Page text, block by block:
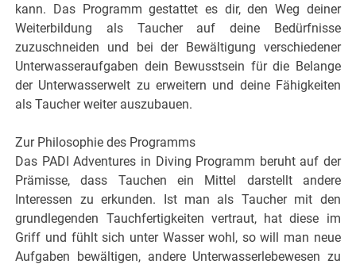
kann. Das Programm gestattet es dir, den Weg deiner
Weiterbildung als Taucher auf deine Bedürfnisse
zuzuschneiden und bei der Bewältigung verschiedener
Unterwasseraufgaben dein Bewusstsein für die Belange
der Unterwasserwelt zu erweitern und deine Fähigkeiten
als Taucher weiter auszubauen.
Zur Philosophie des Programms
Das PADI Adventures in Diving Programm beruht auf der
Prämisse, dass Tauchen ein Mittel darstellt andere
Interessen zu erkunden. Ist man als Taucher mit den
grundlegenden Tauchfertigkeiten vertraut, hat diese im
Griff und fühlt sich unter Wasser wohl, so will man neue
Aufgaben bewältigen, andere Unterwasserlebewesen zu